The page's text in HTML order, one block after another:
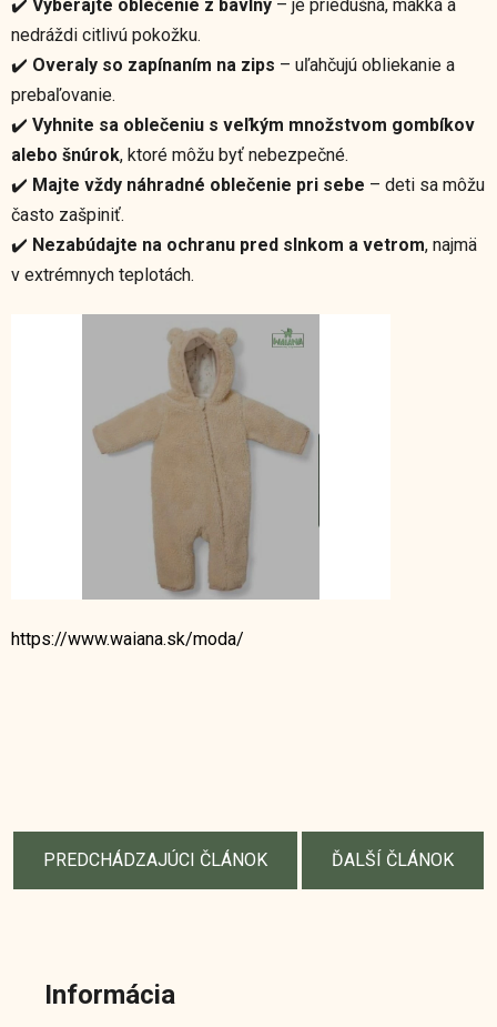
✔️ Vyberajte oblečenie z bavlny – je priedušná, mäkká a
nedráždi citlivú pokožku.
✔️ Overaly so zapínaním na zips – uľahčujú obliekanie a
prebaľovanie.
✔️ Vyhnite sa oblečeniu s veľkým množstvom gombíkov
alebo šnúrok, ktoré môžu byť nebezpečné.
✔️ Majte vždy náhradné oblečenie pri sebe – deti sa môžu
často zašpiniť.
✔️ Nezabúdajte na ochranu pred slnkom a vetrom, najmä
v extrémnych teplotách.
https://www.waiana.sk/moda/
PREDCHÁDZAJÚCI ČLÁNOK ĎALŠÍ ČLÁNOK
Informácia